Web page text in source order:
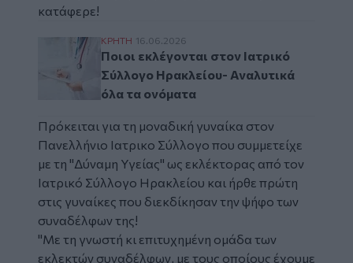
κατάφερε!
Ποιοι εκλέγονται στον Ιατρικό Σύλλογο
ΚΡΗΤΗ 16.06.2026
Ποιοι εκλέγονται στον Ιατρικό
Σύλλογο Ηρακλείου- Αναλυτικά
όλα τα ονόματα
Πρόκειται για τη μοναδική γυναίκα στον
Πανελλήνιο Ιατρικο Σύλλογο που συμμετείχε
με τη "Δύναμη Υγείας" ως εκλέκτορας από τον
Ιατρικό Σύλλογο Ηρακλείου και ήρθε πρώτη
στις γυναίκες που διεκδίκησαν την ψήφο των
συναδέλφων της!
"Με τη γνωστή κι επιτυχημένη ομάδα των
εκλεκτών συναδέλφων, με τους οποίους έχουμε